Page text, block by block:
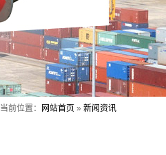
当前位置： 网站首页 » 新闻资讯